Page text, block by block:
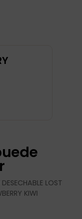
LOST
KIWI